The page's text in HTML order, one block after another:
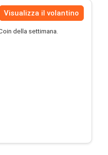
Visualizza il volantino
della settimana.